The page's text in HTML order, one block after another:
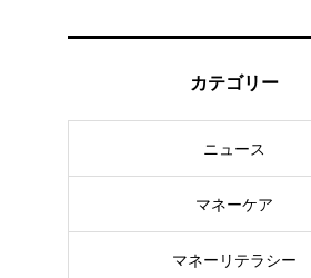
カテゴリー
ニュース
マネーケア
マネーリテラシー